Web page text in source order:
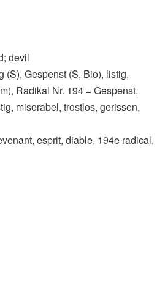
devil
(S)​, Gespenst (S, Bio)​, listig,
Radikal Nr. 194 = Gespenst,
miserabel, trostlos, gerissen,
esprit, diable, 194e radical,